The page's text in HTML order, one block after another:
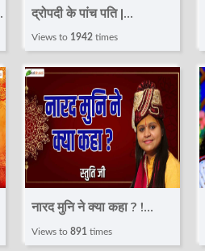
द्रोपदी के पांच पति |
Pravachan ! Pujya
Aniruddhacharya Ji
Maharaj
Views to 1942 times
नारद मुनि ने क्या कहा ? !
Speech ! Pujya Stuti Ji
Views to891 times